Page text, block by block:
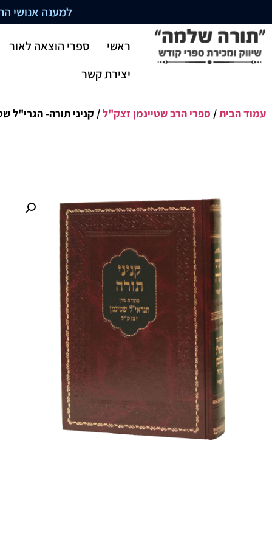
למענה אנושי התקשרו
ראשי
ספרי הוצאה לאור
יצירת קשר
עמוד הבית/ ספרי הרב שטיינמן זצק"ל/ קניני תורה- הגרי"ל